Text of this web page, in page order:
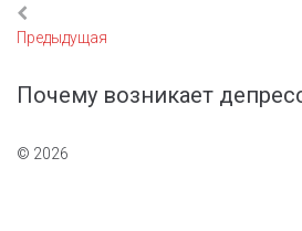
Навигация
по
записям
Предыдущая
Предыдущая
Почему возникает
© 2026